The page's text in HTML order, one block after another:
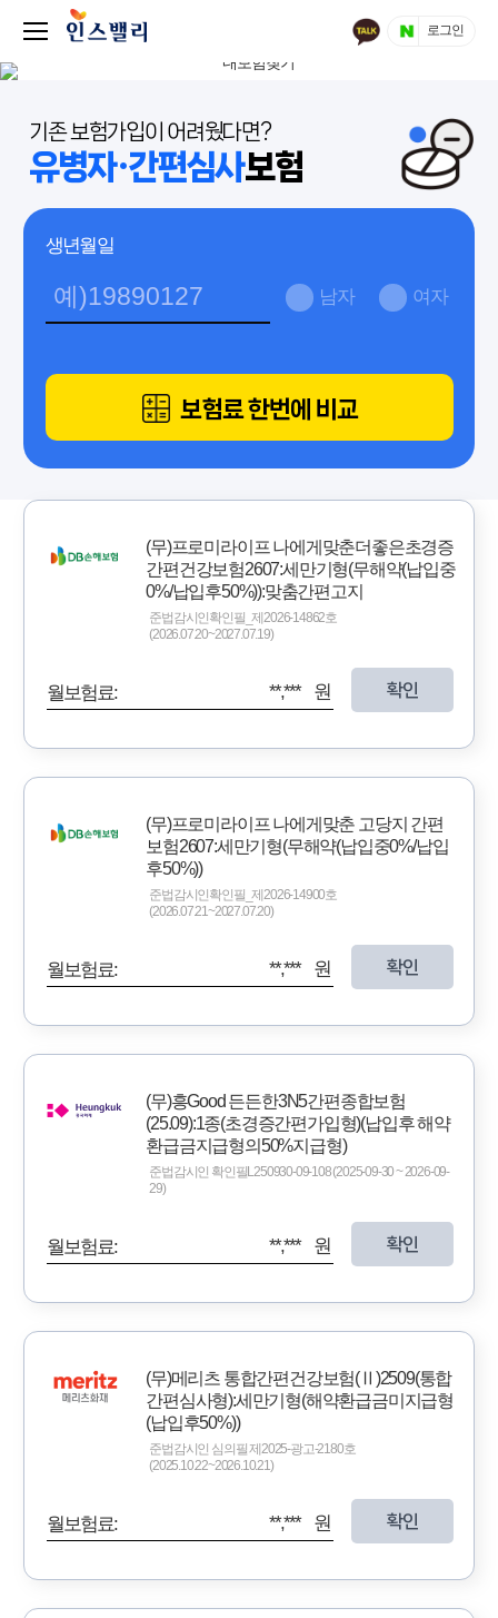
로그인
기존 보험가입이 어려웠다면?
유병자·간편심사보험
생년월일
남자 여자
보험료 한번에 비교
(무)프로미라이프 나에게맞춘더좋은초경증
간편건강보험2607:세만기형(무해약(납입중
0%/납입후50%)):맞춤간편고지
준법감시인확인필_제2026-14862호
(2026.07.20~2027.07.19)
월보험료: **,*** 원 확인
(무)프로미라이프 나에게맞춘 고당지 간편
보험2607:세만기형(무해약(납입중0%/납입
후50%))
준법감시인확인필_제2026-14900호
(2026.07.21~2027.07.20)
월보험료: **,*** 원 확인
(무)흥Good 든든한3N5간편종합보험
(25.09):1종(초경증간편가입형)(납입후 해약
환급금지급형의50%지급형)
준법감시인 확인필L250930-09-108 (2025-09-30 ~ 2026-09-
29)
월보험료: **,*** 원 확인
(무)메리츠 통합간편건강보험(Ⅱ)2509(통합
간편심사형):세만기형(해약환급금미지급형
(납입후50%))
준법감시인 심의필 제2025-광고-2180호
(2025.10.22~2026.10.21)
월보험료: **,*** 원 확인